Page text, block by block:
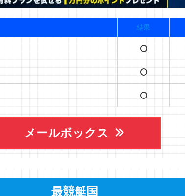
結果
⭕️
⭕️
⭕️
メールボックス
最競艇国